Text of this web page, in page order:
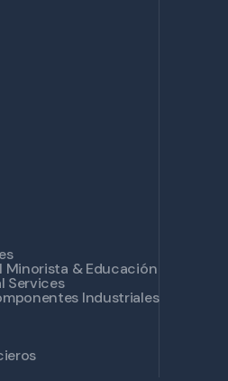
Minorista & Educación
Services
Industriales